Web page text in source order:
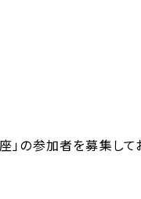
」の参加者を募集して